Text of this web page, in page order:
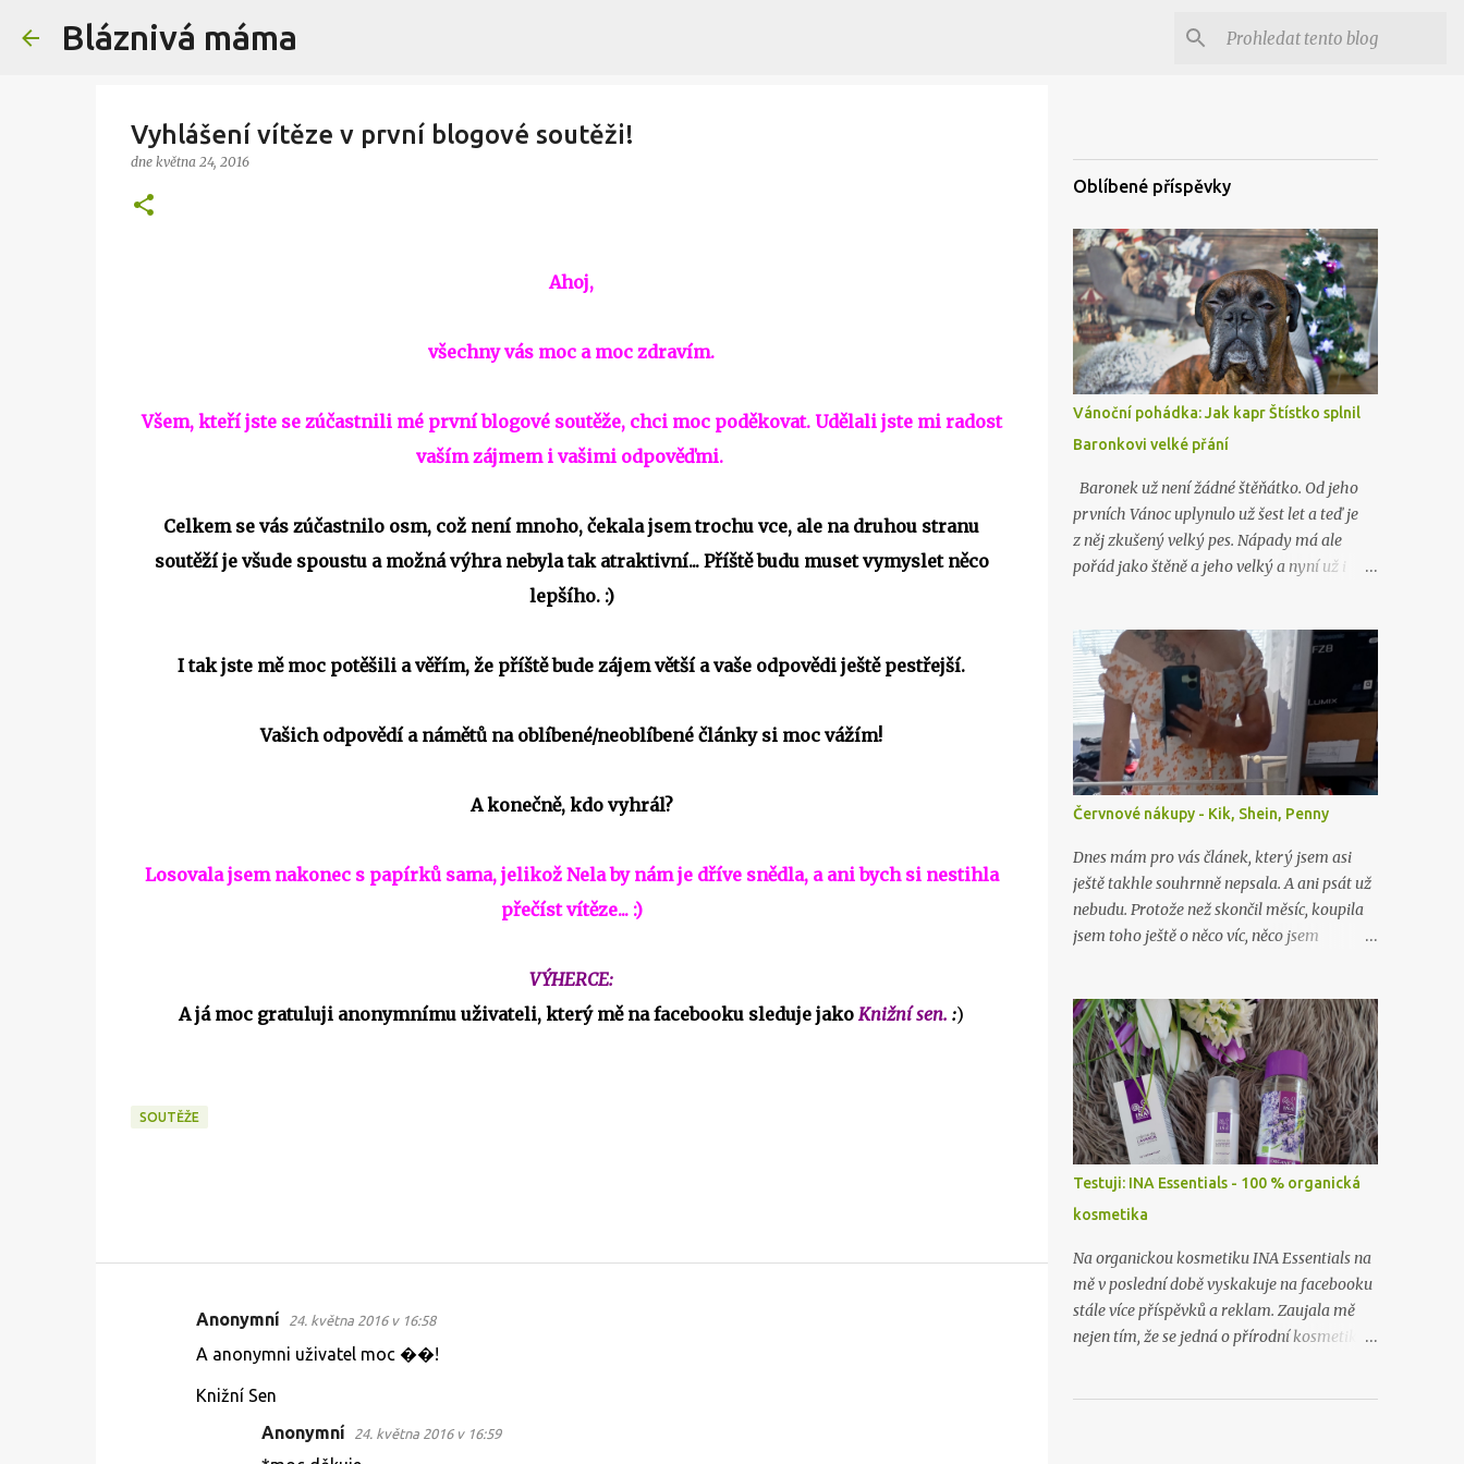
Bláznivá máma
Vyhlášení vítěze v první blogové soutěži!
dne května 24, 2016
Ahoj,
všechny vás moc a moc zdravím.
Všem, kteří jste se zúčastnili mé první blogové soutěže, chci moc poděkovat. Udělali jste mi radost
vaším zájmem i vašimi odpověďmi.
Celkem se vás zúčastnilo osm, což není mnoho, čekala jsem trochu vce, ale na druhou stranu
soutěží je všude spoustu a možná výhra nebyla tak atraktivní... Příště budu muset vymyslet něco
lepšího. :)
I tak jste mě moc potěšili a věřím, že příště bude zájem větší a vaše odpovědi ještě pestřejší.
Vašich odpovědí a námětů na oblíbené/neoblíbené články si moc vážím!
A konečně, kdo vyhrál?
Losovala jsem nakonec s papírků sama, jelikož Nela by nám je dříve snědla, a ani bych si nestihla
přečíst vítěze... :)
VÝHERCE:
A já moc gratuluji anonymnímu uživateli, který mě na facebooku sleduje jako Knižní sen. :)
SOUTĚŽE
Anonymní 24. května 2016 v 16:58
A anonymni uživatel moc ��!
Knižní Sen
Anonymní
24. května 2016 v 16:59
Oblíbené příspěvky
Vánoční pohádka: Jak kapr Štístko splnil
Baronkovi velké přání
Baronek už není žádné štěňátko. Od jeho
prvních Vánoc uplynulo už šest let a teď je
z něj zkušený velký pes. Nápady má ale
pořád jako štěně a jeho velký a nyní už i
Vánocích…
Červnové nákupy - Kik, Shein, Penny
Dnes mám pro vás článek, který jsem asi
ještě takhle souhrnně nepsala. A ani psát už
nebudu. Protože než skončil měsíc, koupila
jsem toho ještě o něco víc, něco jsem
hauly rovnou po nákupu či objednávce.
Testuji: INA Essentials - 100 % organická
kosmetika
Na organickou kosmetiku INA Essentials na
mě v poslední době vyskakuje na facebooku
stále více příspěvků a reklam. Zaujala mě
nejen tím, že se jedná o přírodní kosmetiku z